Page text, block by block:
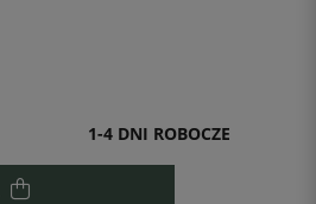
1-4 DNI ROBOCZE